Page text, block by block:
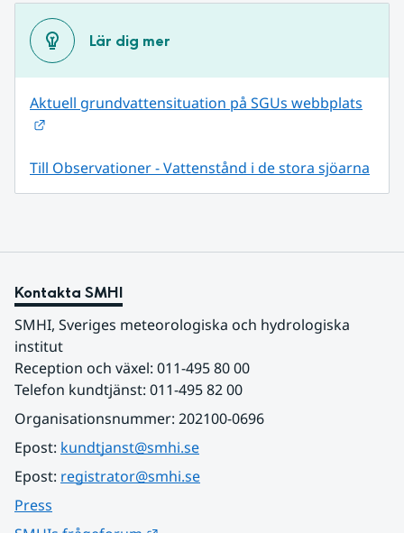
Lär dig mer
Aktuell grundvattensituation på SGUs webbplats
Till Observationer - Vattenstånd i de stora sjöarna
Kontakta SMHI
SMHI, Sveriges meteorologiska och hydrologiska
institut
Reception och växel: 011-495 80 00
Telefon kundtjänst: 011-495 82 00
Organisationsnummer: 202100-0696
Epost: kundtjanst@smhi.se
Epost: registrator@smhi.se
Press